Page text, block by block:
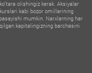
olishingiz kerak. Aksiyalar
kabi bozor omillarining
mumkin. Narxlarning har
kapitalingizning barchasini